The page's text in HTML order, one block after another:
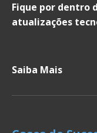
Fique por dentro
atualizações
Saiba Mais